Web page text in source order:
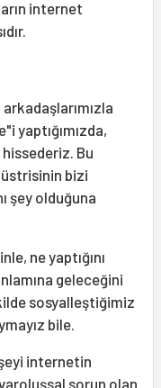
internet
yaptığımızda,
hissederiz. Bu
bizi
şey olduğuna
ne yaptığını
geleceğini
sosyalleştiğimiz
bile.
internetin
sorun olan